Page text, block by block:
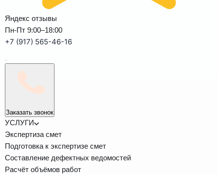
Яндекс отзывы
Пн-Пт 9:00–18:00
+7 (917) 565-46-16
Заказать звонок
УСЛУГИ
Экспертиза смет
Подготовка к экспертизе смет
Составление дефектных ведомостей
Расчёт объёмов работ